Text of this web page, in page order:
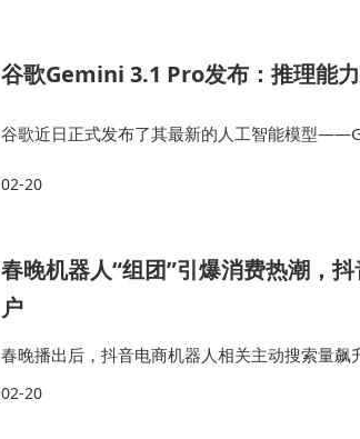
谷歌Gemini 3.1 Pro发布：推理能
谷歌近日正式发布了其最新的人工智能模型
外，Gemin…
02-20
春晚机器人“组团”引爆消费热潮，
户
春晚播出后，抖音电商机器人相关主动搜索量
通用、松延动力等品牌相继在抖音官方旗舰店上
02-20